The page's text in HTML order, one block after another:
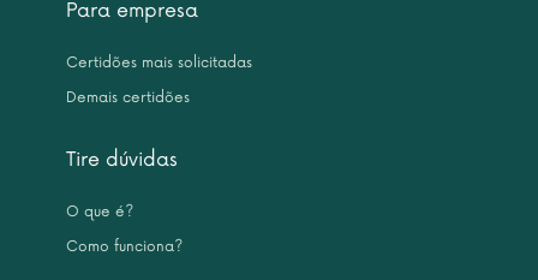
Para empresa
Certidões mais solicitadas
Demais certidões
Tire dúvidas
O que é?
Como funciona?